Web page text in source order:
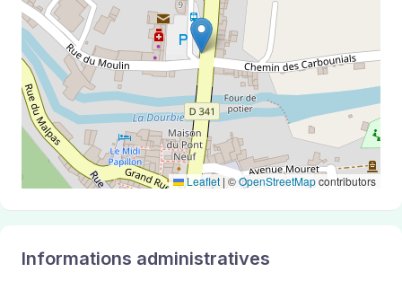
Leaflet | ©OpenStreetMapcontributors
Informations administratives